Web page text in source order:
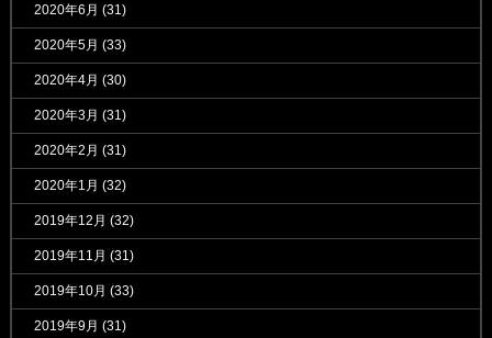
2020年6月 (31)
2020年5月 (33)
2020年4月 (30)
2020年3月 (31)
2020年2月 (31)
2020年1月 (32)
2019年12月 (32)
2019年11月 (31)
2019年10月 (33)
2019年9月 (31)